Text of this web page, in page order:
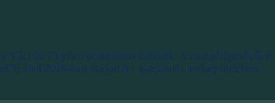
Váci úti CityZen irodaházba költözik. A mozgólépcsőiről és
által 2016-ban átadott A+ kategóriás irodaépületében.